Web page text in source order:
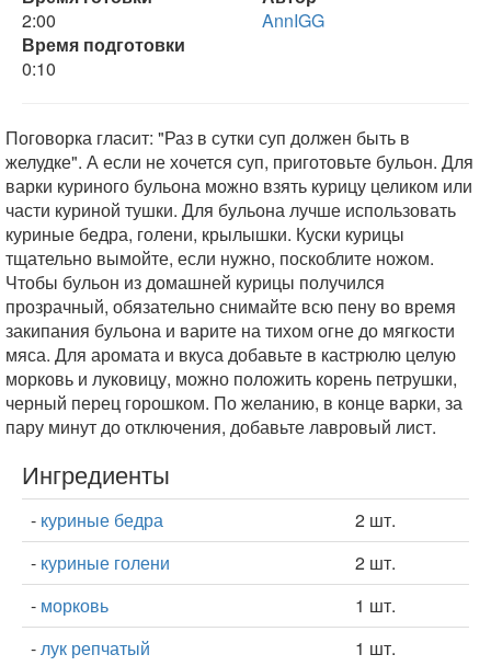
2:00
AnnIGG
Время подготовки
0:10
Поговорка гласит: "Раз в сутки суп должен быть в
желудке". А если не хочется суп, приготовьте бульон. Для
варки куриного бульона можно взять курицу целиком или
части куриной тушки. Для бульона лучше использовать
куриные бедра, голени, крылышки. Куски курицы
тщательно вымойте, если нужно, поскоблите ножом.
Чтобы бульон из домашней курицы получился
прозрачный, обязательно снимайте всю пену во время
закипания бульона и варите на тихом огне до мягкости
мяса. Для аромата и вкуса добавьте в кастрюлю целую
морковь и луковицу, можно положить корень петрушки,
черный перец горошком. По желанию, в конце варки, за
пару минут до отключения, добавьте лавровый лист.
Ингредиенты
- куриные бедра
2 шт.
- куриные голени
2 шт.
- морковь
1 шт.
-лук репчатый
1 шт.